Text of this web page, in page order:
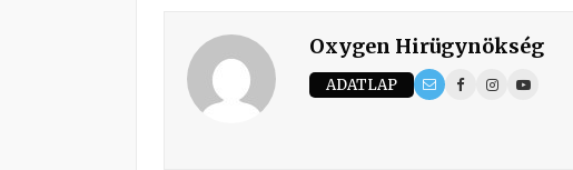
Oxygen Hirügynökség
ADATLAP